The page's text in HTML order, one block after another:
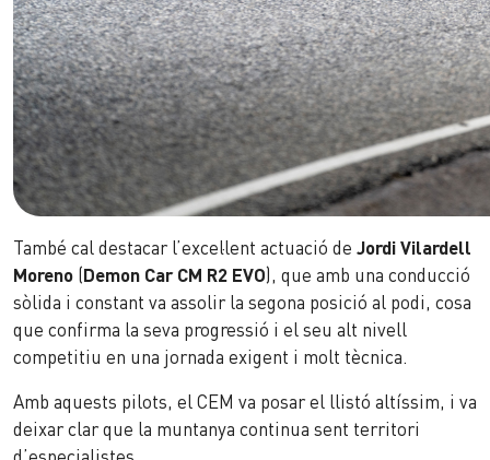
També cal destacar l’excel·lent actuació de Jordi Vilardell
Moreno (Demon Car CM R2 EVO), que amb una conducció
sòlida i constant va assolir la segona posició al podi, cosa
que confirma la seva progressió i el seu alt nivell
competitiu en una jornada exigent i molt tècnica.
Amb aquests pilots, el CEM va posar el llistó altíssim, i va
deixar clar que la muntanya continua sent territori